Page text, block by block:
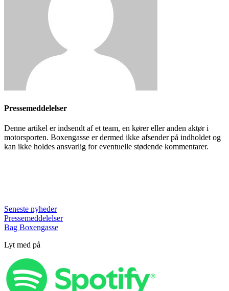
Pressemeddelelser
Denne artikel er indsendt af et team, en kører eller anden aktør i
motorsporten. Boxengasse er dermed ikke afsender på indholdet og
kan ikke holdes ansvarlig for eventuelle stødende kommentarer.
Seneste nyheder
Pressemeddelelser
Bag Boxengasse
Lyt med på